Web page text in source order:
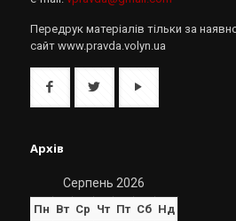
Передрук матеріалів тільки за
сайт www.pravda.volyn.ua
Архів
Серпень 2026
Пн Вт Ср Чт Пт Сб Нд